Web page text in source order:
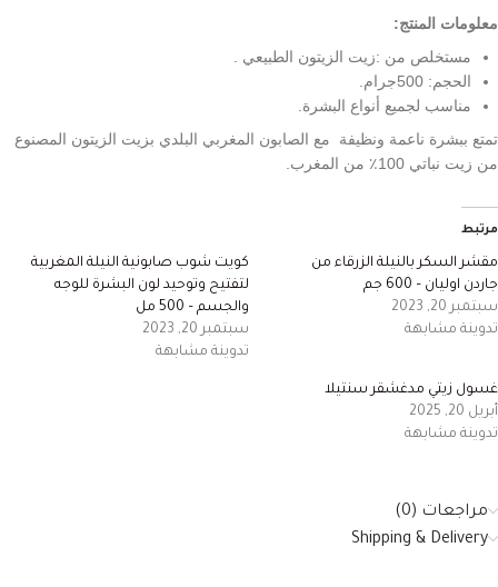
معلومات المنتج:
مستخلص من :زيت الزيتون الطبيعي .
الحجم: 500جرام.
مناسب لجميع أنواع البشرة.
تمتع ببشرة ناعمة ونظيفة مع الصابون المغربي البلدي بزيت الزيتون المصنوع
من زيت نباتي 100٪ من المغرب.
مرتبط
مقشر السكر بالنيلة الزرقاء من
جاردن اوليان – 600 جم
سبتمبر 20, 2023
تدوينة مشابهة
كويت شوب صابونية النيلة المغربية
لتفتيح وتوحيد لون البشرة للوجه
والجسم – 500 مل
سبتمبر 20, 2023
تدوينة مشابهة
غسول زيتي مدغشقر سنتيلا
أبريل 20, 2025
تدوينة مشابهة
مراجعات (0)
Shipping & Delivery